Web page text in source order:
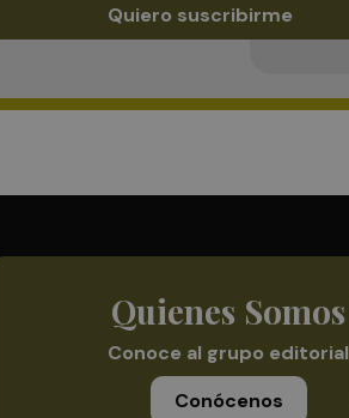
Quiero suscribirme
Quienes Somos
Conoce al grupo editorial
Conócenos